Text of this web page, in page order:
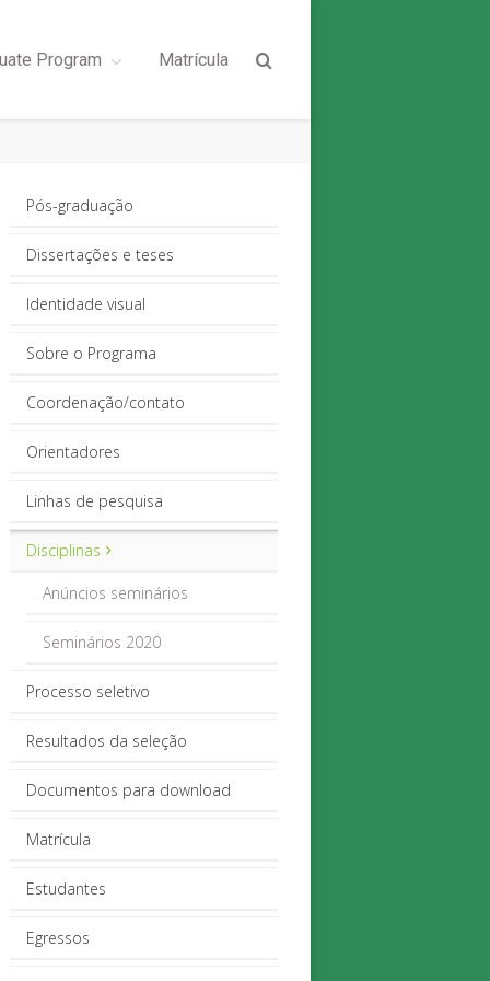
Program Matrícula
Pós-graduação
Dissertações e teses
Identidade visual
Sobre o Programa
Coordenação/contato
Orientadores
Linhas de pesquisa
Disciplinas
Anúncios seminários
Seminários 2020
Processo seletivo
Resultados da seleção
Documentos para download
Matrícula
Estudantes
Egressos